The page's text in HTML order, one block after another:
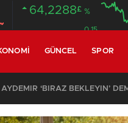
64,2288£ %
0.15
GÜNCEL SPOR